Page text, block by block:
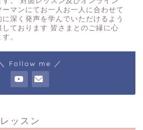
マンにてお一人お一人に合わせて
深く発声を学んでいただけるよう
しております 皆さまとのご縁に心
。
Follow me ／
ッスン